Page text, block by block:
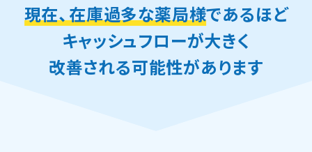
現在、在庫過多な薬局様であるほど
キャッシュフローが大きく
改善される可能性があります